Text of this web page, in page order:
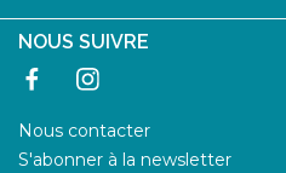
NOUS SUIVRE
Facebook
Nous contacter
S'abonner à la newsletter